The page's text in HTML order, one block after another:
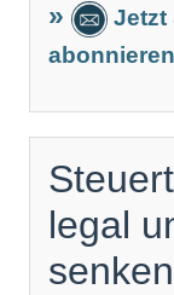
Jetzt
abonnieren
legal
senken